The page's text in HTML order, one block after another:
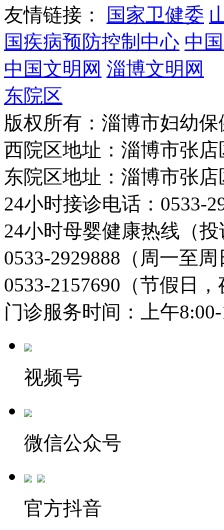
友情链接： 国家卫健委
国疾病预防控制中心 中
中国文明网 淄博文明网
东院区
版权所有：淄博市妇幼
西院区地址：淄博市张
东院区地址：淄博市张
24小时接诊电话：0533-
24小时母婴健康热线（
0533-2929888（周一至
0533-2157690（节假日
门诊服务时间：上午
视频号
微信公众号
官方抖音